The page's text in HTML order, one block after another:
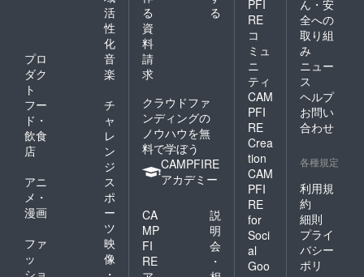
り内容
の一部
変更・
出荷時
期が遅
れる場
合があ
ります
ので、
ご了承
くださ
天災な
り配送
が遅延
する可
能性が
ある場
合は発
送日を
えび・
かに」
を使用
した製
品も取
り扱っ
ており
ます
が、今
回発送
する予
品自体
まれて
おりま
ん。）
※仕入状
況によ
り内容
冷凍宅
配便
【保存
法】：
冷蔵便
の場
合：中
身を確
認後す
ぐにチ
(0~3℃)
で保存
してく
ださ
い。す
ぐに召
し上が
らない
場合
の配送
方法を
オスス
メしま
す。発
送予定
日時を
ご確認
の上、
ご希望
方法を
ご選択
くださ
い。
【配達
法】：
冷蔵・
冷凍宅
活
性
化
プロ
ダク
ト
音
楽
フー
ド・
飲食
店
チ
ャ
レ
ン
ジ
アニ
メ・
漫画
ス
ポ
ー
ツ
ファ
ッ
映
像
る
る
資
料
請
求
クラウドファ
ンディングの
ノウハウを無
料で学ぼう
CAMPFIRE
アカデミー
CA
MP
FI
RE
説
明
会
・
PFI
RE
コ
ミュ
ニ
ティ
CAM
PFI
RE
Crea
tion
CAM
PFI
RE
for
Soci
al
Goo
ん・安
全への
取り組
み
ニュー
ス
ヘルプ
お問い
合わせ
各種規定
利用規
約
細則
プライ
バシー
ポリ